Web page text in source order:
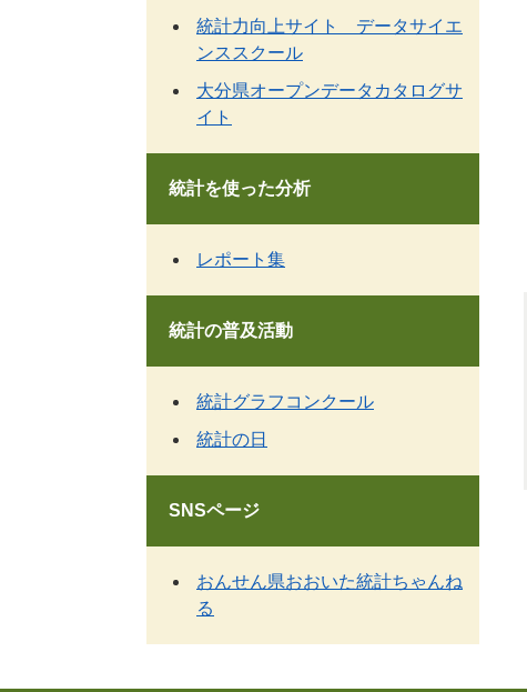
統計力向上サイト データサイエ
ンススクール
大分県オープンデータカタログサ
イト
統計を使った分析
レポート集
統計の普及活動
統計グラフコンクール
統計の日
SNSページ
おんせん県おおいた統計ちゃんね
る